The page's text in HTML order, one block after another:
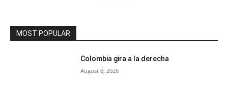
MOST POPULAR
Colombia gira a la derecha
August 8, 2026